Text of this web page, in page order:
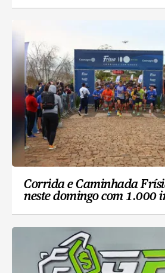
Corrida e Caminhada
neste domingo com 1.000